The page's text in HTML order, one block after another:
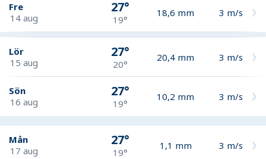
Fre
14 aug
27°
19°
18,6 mm 3 m/s
Lör
15 aug
27°
20°
20,4 mm 3 m/s
Sön
16 aug
27°
19°
10,2 mm 3 m/s
Mån
17 aug
27°
19°
1,1 mm 3 m/s